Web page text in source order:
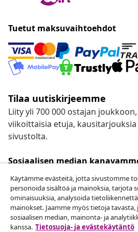
Tuetut maksuvaihtoehdot
Tilaa uutiskirjeemme
Liity yli 700 000 ostajan
viikoittaisia etuja, kausitarjouksia
sivustolta.
Sosiaalisen median
Peruuta tilaus
Lähetä tilauksen peruutuspyyntö.
Käytämme evästeitä, jotta sivustomme
personoida sisältöä ja mainoksia, tarjota
ominaisuuksia, analysoida
mainokset. Jaamme myös tietoja
sosiaalisen median, mainonta- ja
kanssa. Tietosuoja- ja evästekäytäntö